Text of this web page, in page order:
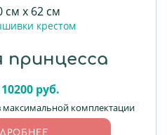
см х 62 см
крестом
принцесса
руб.
комплектации